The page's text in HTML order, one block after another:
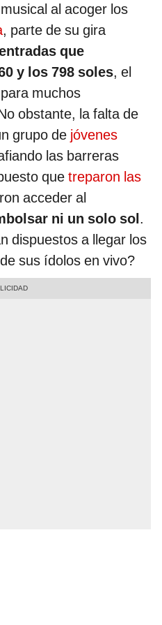
al acoger los
, parte de su gira
que
y los 798 soles, el
muchos
obstante, la falta de
grupo de jóvenes
las barreras
que treparon las
acceder al
ni un solo sol.
dispuestos a llegar los
sus ídolos en vivo?